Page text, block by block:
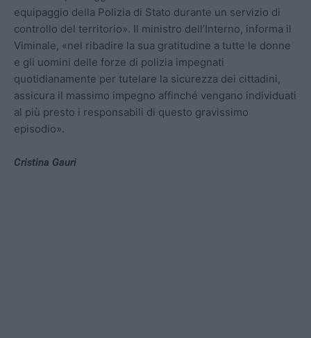
equipaggio della Polizia di Stato durante un servizio di
controllo del territorio». Il ministro dell’Interno, informa il
Viminale, «nel ribadire la sua gratitudine a tutte le donne
e gli uomini delle forze di polizia impegnati
quotidianamente per tutelare la sicurezza dei cittadini,
assicura il massimo impegno affinché vengano individuati
al più presto i responsabili di questo gravissimo
episodio».
Cristina Gauri